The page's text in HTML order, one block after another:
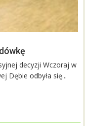
decyzji Wczoraj w
Dębie odbyła się...